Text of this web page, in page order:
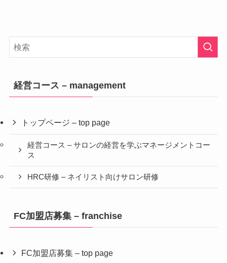
経営コース – management
トップページ – top page
経営コース – サロンの経営を学ぶマネージメントコー
ス
HRC研修 – ネイリスト向けサロン研修
FC加盟店募集 – franchise
FC加盟店募集 – top page